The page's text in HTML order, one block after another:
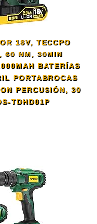
18V, TECCPO
60 NM, 30MIN
BATERÍAS
PORTABROCAS
PERCUSIÓN, 30
TDHD01P